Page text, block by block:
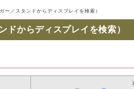
ー／スタンドからディスプレイを検索）
ドからディスプレイを検索）